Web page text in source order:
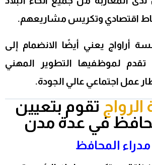
اقتصادي وتكريس مشاريعهم.
أراواج يعني أيضًا الانضمام إلى
تقدم لموظفيها التطوير المهني
عمل اجتماعي عالي الجودة.
تقوم بتعيين
في عدة مدن
مدراء المحافظ